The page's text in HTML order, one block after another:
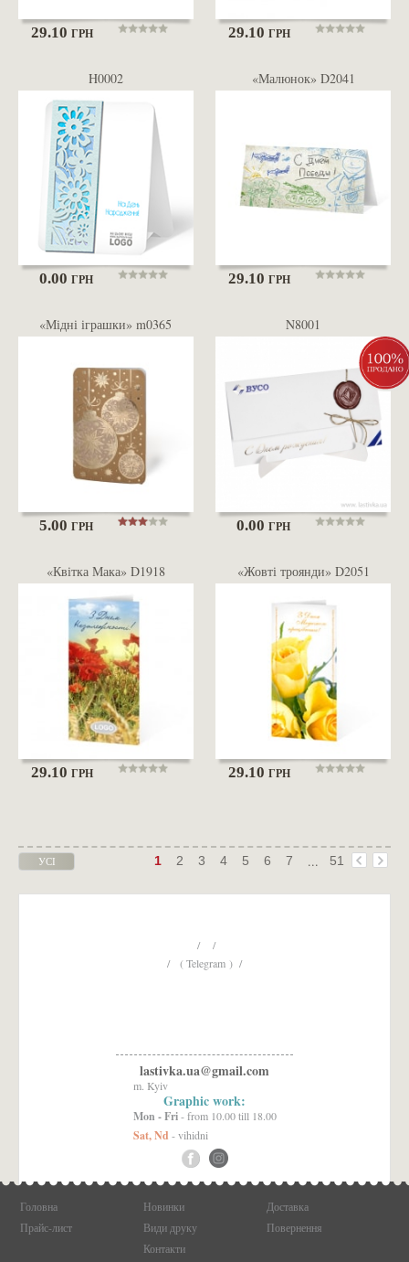
29.10 ГРН 29.10ГРН
H0002
0.00 ГРН
«Малюнок» D2041
29.10ГРН
«Мідні іграшки» m0365
5.00 ГРН
N8001
0.00ГРН
«Квітка Мака» D1918
29.10 ГРН
«Жовті троянди» D2051
29.10ГРН
1 2 3 4 5 6 7 ... 51
УСІ
ОДНІЙ
/ /
/ ( Telegram ) /
lastivka.ua@gmail.com
m. Kyiv
Graphic work:
Mon - Fri- from 10.00 till 18.00
Sat, Nd - vihidni
Головна Новинки
Доставка
Прайс-лист
Види друку
Повернення
Контакти